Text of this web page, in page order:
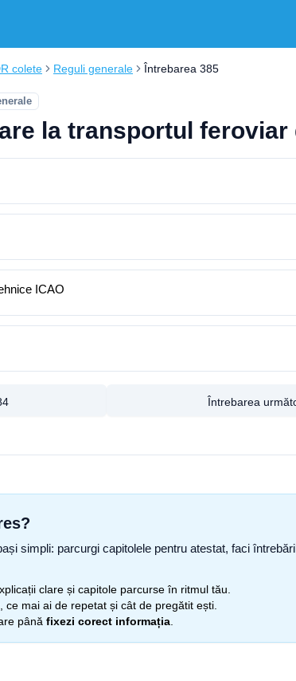
colete Reguli generale Întrebarea 385
la transportul
ICAO
Întrebarea
simpli: parcurgi capitolele pentru atestat, faci
clare și capitole parcurse în ritmul tău.
mai ai de repetat și cât de pregătit ești.
până fixezi corect informația